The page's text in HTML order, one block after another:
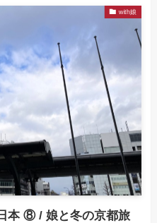
with娘
本 ⑧ / 娘と冬の京都旅